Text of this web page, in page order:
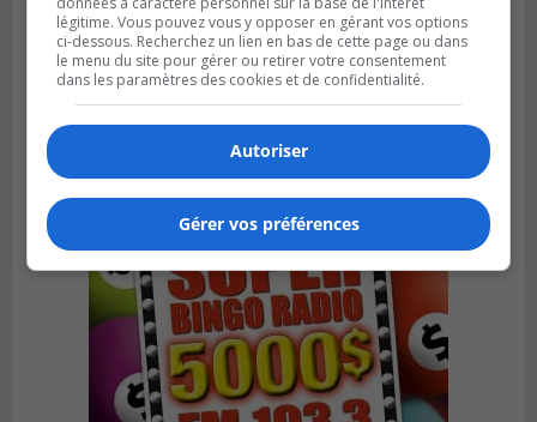
VIEUX-LONGUEUIL
Publié le 5 août 2026 à 09h30
Lysa Bélaicha assure les services aux
citoyens du district Michel‑Chartrand
légitime. Vous pouvez vous y opposer en gérant vos options
ci-dessous. Recherchez un lien en bas de cette page ou dans
le menu du site pour gérer ou retirer votre consentement
dans les paramètres des cookies et de confidentialité.
Autoriser
Gérer vos préférences